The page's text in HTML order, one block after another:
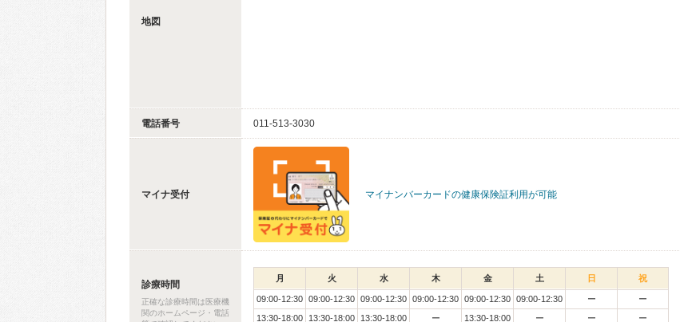
地図
電話番号 011-513-3030
マイナ受付 マイナンバーカードの健康保険証利用が可能
診療時間
正確な診療時間は医療機
関のホームページ・電話
月 火 水 木 金 土 日 祝
09:00-12:30 09:00-12:30 09:00-12:30 09:00-12:30 09:00-12:30 09:00-12:30 ー
ー
13:30-18:00
13:30-18:00 13:30-18:00 ー 13:30-18:00 ー ー ー